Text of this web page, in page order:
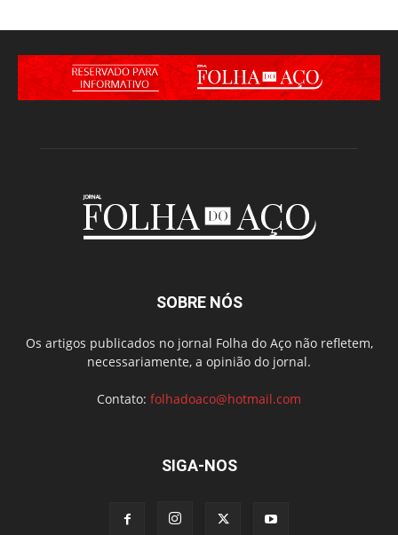
SOBRE NÓS
Os artigos publicados no jornal Folha do Aço não refletem,
necessariamente, a opinião do jornal.
Contato: folhadoaco@hotmail.com
SIGA-NOS